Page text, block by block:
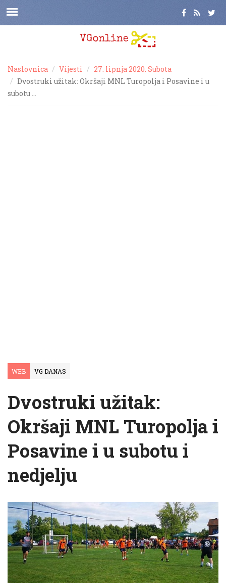
Naslovnica Vijesti
27. lipnja 2020. Subota
Dvostruki užitak: Okršaji MNL Turopolja i Posavine i u
subotu …
WEB VG DANAS
Dvostruki užitak:
Okršaji MNL Turopolja i
Posavine i u subotu i
nedjelju